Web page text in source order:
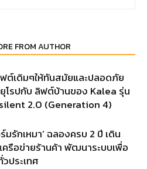
FROM AUTHOR
ต์เดิมๆให้ทันสมัยและปลอดภัย
โรปกับ ลิฟต์บ้านของ Kalea รุ่น
2.0 (Generation 4)
มรักเหมา’ ฉลองครบ 2 ปี เดิน
ครือข่ายร้านค้า พัฒนาระบบเพื่อ
ประเทศ